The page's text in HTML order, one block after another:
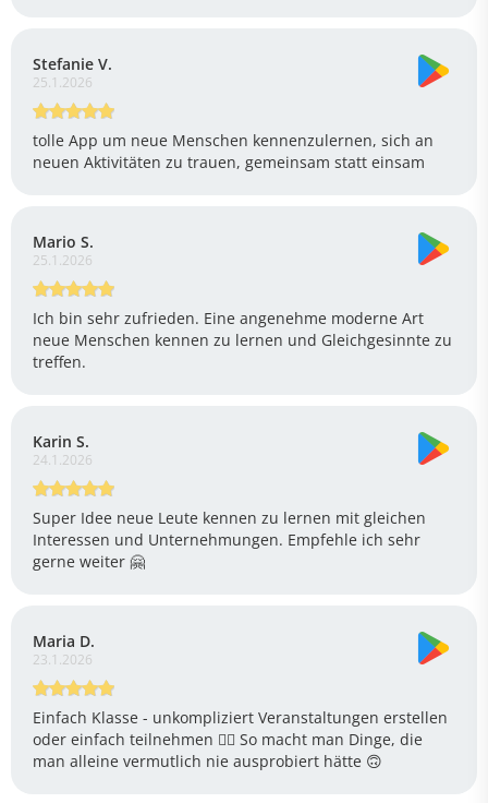
Stefanie V.
25.1.2026
tolle App um neue Menschen kennenzulernen, sich an
neuen Aktivitäten zu trauen, gemeinsam statt einsam
Mario S.
25.1.2026
Ich bin sehr zufrieden. Eine angenehme moderne Art
neue Menschen kennen zu lernen und Gleichgesinnte zu
treffen.
Karin S.
24.1.2026
Super Idee neue Leute kennen zu lernen mit gleichen
Interessen und Unternehmungen. Empfehle ich sehr
gerne weiter 🤗
Maria D.
23.1.2026
Einfach Klasse - unkompliziert Veranstaltungen erstellen
oder einfach teilnehmen 👍🏼 So macht man Dinge, die
man alleine vermutlich nie ausprobiert hätte 🙃